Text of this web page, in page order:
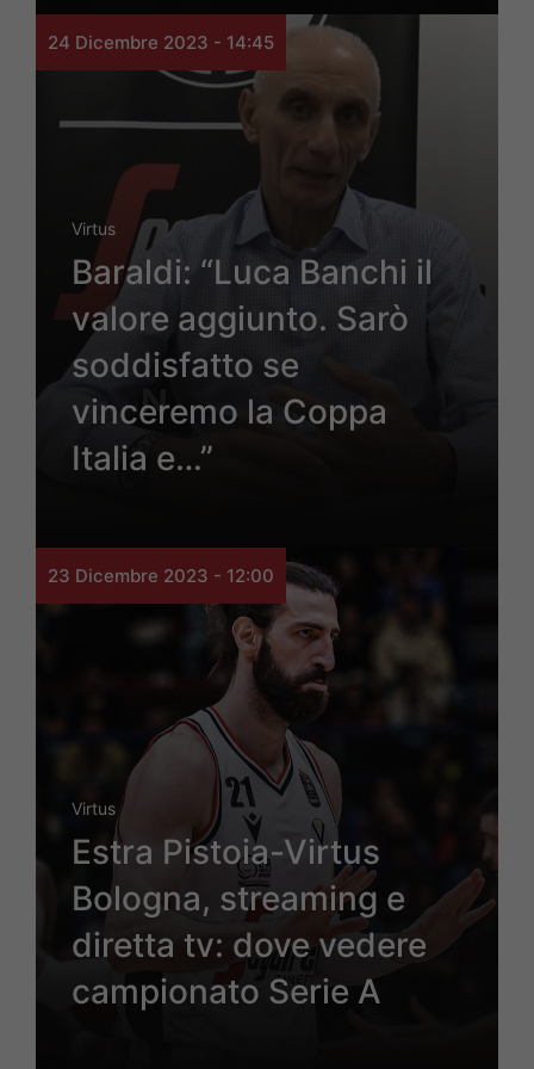
24 Dicembre 2023 - 14:45
Virtus
Baraldi: “Luca Banchi il
valore aggiunto. Sarò
soddisfatto se
vinceremo la Coppa
Italia e…”
23 Dicembre 2023 - 12:00
Virtus
Estra Pistoia-Virtus
Bologna, streaming e
diretta tv: dove vedere
campionato Serie A